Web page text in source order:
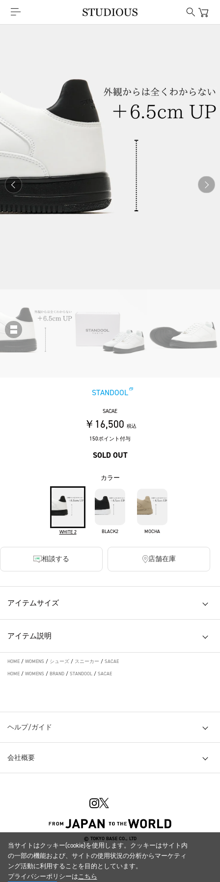
STANDOOL
SACAE
￥16,500 税込
150ポイント付与
SOLD OUT
カラー
WHITE 2 BLACK2 MOCHA
相談する 店舗在庫
アイテムサイズ
アイテム説明
HOME / WOMENS / シューズ / スニーカー / SACAE
HOME / WOMENS / BRAND / STANDOOL / SACAE
ヘルプ/ガイド
会社概要
© TOKYO BASE CO., LTD
当サイトはクッキー(cookie)を使用します。クッキーはサイト内
の一部の機能および、サイトの使用状況の分析からマーケティ
ング活動に利用することを目的としています。
プライバシーポリシーはこちら